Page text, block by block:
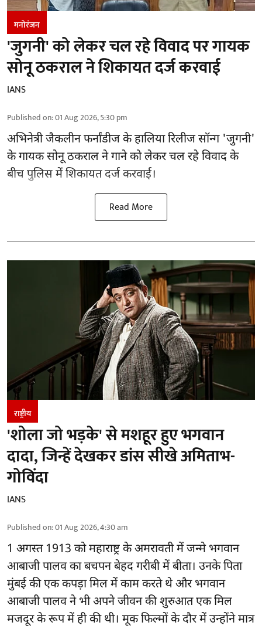
मनोरंजन
'जुगनी' को लेकर चल रहे विवाद पर गायक
सोनू ठकराल ने शिकायत दर्ज करवाई
IANS
Published on:01 Aug 2026, 5:30 pm
अभिनेत्री जैकलीन फर्नांडीज के हालिया रिलीज सॉन्ग 'जुगनी'
के गायक सोनू ठकराल ने गाने को लेकर चल रहे विवाद के
बीच पुलिस में शिकायत दर्ज करवाई।
Read More
राष्ट्रीय
'शोला जो भड़के' से मशहूर हुए भगवान
दादा, जिन्हें देखकर डांस सीखे अमिताभ-
गोविंदा
IANS
Published on:01 Aug 2026, 4:30 am
1 अगस्त 1913 को महाराष्ट्र के अमरावती में जन्मे भगवान
आबाजी पालव का बचपन बेहद गरीबी में बीता। उनके पिता
मुंबई की एक कपड़ा मिल में काम करते थे और भगवान
आबाजी पालव ने भी अपने जीवन की शुरुआत एक मिल
मजदूर के रूप में ही की थी। मूक फिल्मों के दौर में उन्होंने मात्र